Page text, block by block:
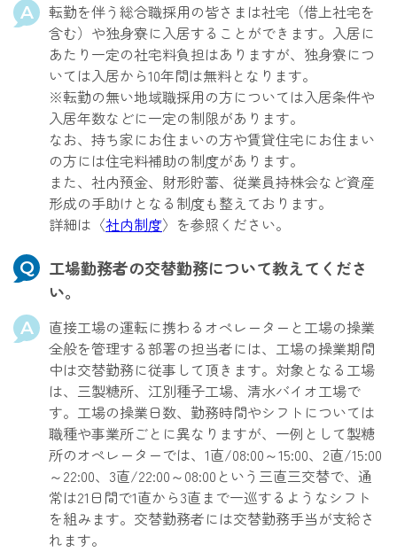
転勤を伴う総合職採用の皆さまは社宅（借上社宅を
含む）や独身寮に入居することができます。入居に
あたり一定の社宅料負担はありますが、独身寮につ
いては入居から10年間は無料となります。
※転勤の無い地域職採用の方については入居条件や
入居年数などに一定の制限があります。
なお、持ち家にお住まいの方や賃貸住宅にお住まい
の方には住宅料補助の制度があります。
また、社内預金、財形貯蓄、従業員持株会など資産
形成の手助けとなる制度も整えております。
詳細は〈社内制度〉を参照ください。
工場勤務者の交替勤務について教えてくださ
い。
直接工場の運転に携わるオペレーターと工場の操業
全般を管理する部署の担当者には、工場の操業期間
中は交替勤務に従事して頂きます。対象となる工場
は、三製糖所、江別種子工場、清水バイオ工場で
す。工場の操業日数、勤務時間やシフトについては
職種や事業所ごとに異なりますが、一例として製糖
所のオペレーターでは、1直/08:00～15:00、2直/15:00
～22:00、3直/22:00～08:00という三直三交替で、通
常は21日間で1直から3直まで一巡するようなシフト
を組みます。交替勤務者には交替勤務手当が支給さ
れます。